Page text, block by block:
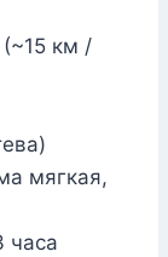
км /
мягкая,
часа